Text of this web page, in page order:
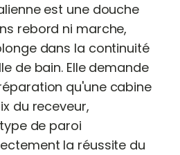
est une douche
rebord ni marche,
dans la continuité
de bain. Elle demande
qu'une cabine
du receveur,
de paroi
la réussite du